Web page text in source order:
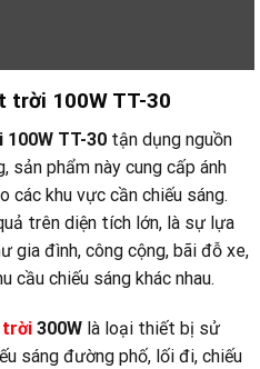
trời 100W TT-30
TT-30 tận dụng nguồn
phẩm này cung cấp ánh
các khu vực cần chiếu sáng.
trên diện tích lớn, là sự lựa
gia đình, công cộng, bãi đỗ xe,
cầu chiếu sáng khác nhau.
trời 300W là loại thiết bị sử
sáng đường phố, lối đi, chiếu